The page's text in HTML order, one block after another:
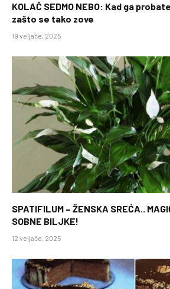
KOLAČ SEDMO NEBO: Kad ga
zašto se tako zove
19 veljače, 2025
SPATIFILUM – ŽENSKA SREĆA..
SOBNE BILJKE!
12 veljače, 2025